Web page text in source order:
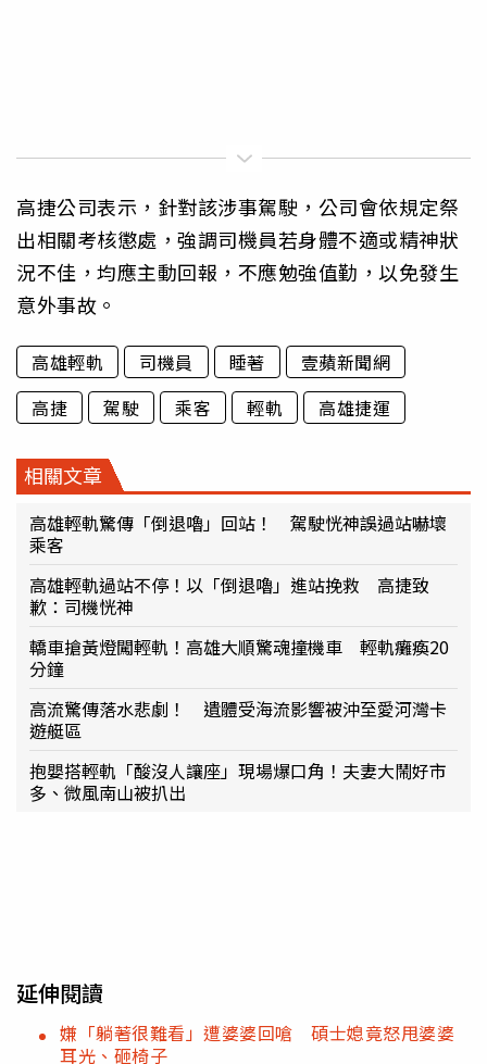
高捷公司表示，針對該涉事駕駛，公司會依規定祭
出相關考核懲處，強調司機員若身體不適或精神狀
況不佳，均應主動回報，不應勉強值勤，以免發生
意外事故。
高雄輕軌 司機員 睡著
壹蘋新聞網
高捷
駕駛 乘客 輕軌 高雄捷運
相關文章
高雄輕軌驚傳「倒退嚕」回站！ 駕駛恍神誤過站嚇壞
乘客
高雄輕軌過站不停！以「倒退嚕」進站挽救 高捷致
歉：司機恍神
轎車搶黃燈闖輕軌！高雄大順驚魂撞機車 輕軌癱瘓20
分鐘
高流驚傳落水悲劇！ 遺體受海流影響被沖至愛河灣卡
遊艇區
抱嬰搭輕軌「酸沒人讓座」現場爆口角！夫妻大鬧好市
多、微風南山被扒出
延伸閱讀
嫌「躺著很難看」遭婆婆回嗆 碩士媳竟怒甩婆婆
耳光、砸椅子